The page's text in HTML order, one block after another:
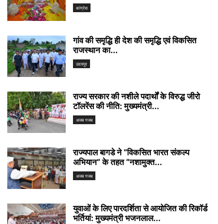
कांग्रेस
गांव की समृद्धि ही देश की समृद्धि एवं विकसित
राजस्थान का...
उदयपुर
राज्य सरकार की नशीले पदार्थों के विरुद्ध जीरो
टॉलरेंस की नीति: मुख्यमंत्री...
अजब गजब
राज्यपाल बागडे ने “विकसित भारत संकल्प
अभियान” के तहत “नशामुक्त...
अजब गजब
युवाओं के लिए पारदर्शिता से आयोजित की रिकॉर्ड
भर्तियां: मुख्यमंत्री भजनलाल...